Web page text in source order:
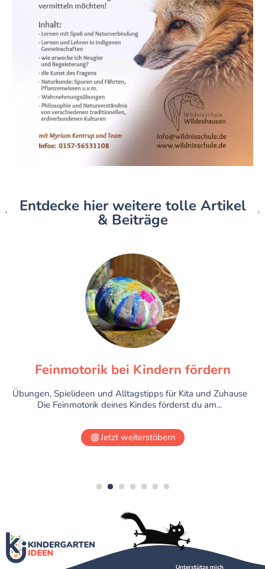
Entdecke hier weitere tolle Artikel
& Beiträge
Feinmotorik bei Kindern fördern
Übungen, Spielideen und Alltagstipps für Kita und Zuhause
Die Feinmotorik deines Kindes förderst du am...
Jetzt weiterstöbern
4 5 6 7
Unterstütze mich